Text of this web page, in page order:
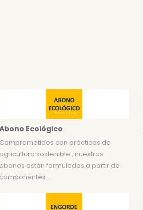
Abono Ecológico
Comprometidos con prácticas de
agricultura sostenible , nuestros
abonos están formulados a partir de
componentes...